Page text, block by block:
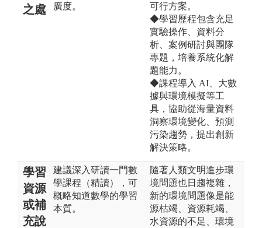
之處
廣度。
可行方案。
◆學習歷程包含充足
實驗操作、資料分
析、案例研討與團隊
專題，培養系統化解
題能力。
◆課程導入 AI、大數
據與環境模擬等工
具，協助從海量資料
洞察環境變化、預測
污染趨勢，提出創新
解決策略。
學習
資源
或補
充說
建議深入研讀一門數
學課程（精讀），可
概略知道數學的學習
本質。
隨著人類文明進步環
境問題也日趨複雜，
新的環境問題像是能
源枯竭、資源耗竭、
水資源的不足、環境